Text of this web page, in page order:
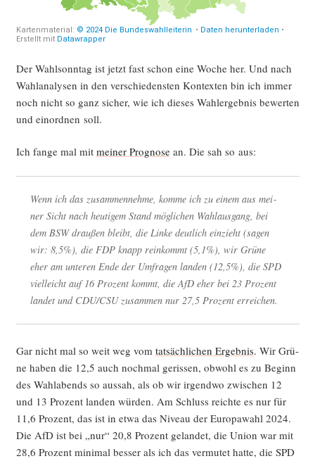
Der Wahl­sonn­tag ist jetzt fast schon eine Woche her. Und nach
Wahl­ana­ly­sen in den ver­schie­dens­ten Kon­tex­ten bin ich immer
noch nicht so ganz sicher, wie ich die­ses Wahl­er­geb­nis bewer­ten
und ein­ord­nen soll.
Ich fan­ge mal mit mei­ner Pro­gno­sean. Die sah so aus:
Wenn ich das zusam­men­neh­me, kom­me ich zu einem aus mei­
ner Sicht nach heu­ti­gem Stand mög­li­chen Wahl­aus­gang, bei
dem BSW drau­ßen bleibt, die Lin­ke deut­lich ein­zieht (sagen
wir: 8,5%), die FDP knapp rein­kommt (5,1%), wir Grü­ne
eher am unte­ren Ende der Umfra­gen lan­den (12,5%), die SPD
viel­leicht auf 16 Pro­zent kommt, die AfD eher bei 23 Pro­zent
lan­det und CDU/CSU zusam­men nur 27,5 Pro­zent erreichen.
Gar nicht mal so weit weg vom tat­säch­li­chen Ergeb­nis. Wir Grü­
ne haben die 12,5 auch noch­mal geris­sen, obwohl es zu Beginn
des Wahl­abends so aus­sah, als ob wir irgend­wo zwi­schen 12
und 13 Pro­zent lan­den wür­den. Am Schluss reich­te es nur für
11,6 Pro­zent, das ist in etwa das Niveau der Euro­pa­wahl 2024.
Die AfD ist bei „nur“ 20,8 Pro­zent gelan­det, die Uni­on war mit
28,6 Pro­zent mini­mal bes­ser als ich das ver­mu­tet hat­te, die SPD